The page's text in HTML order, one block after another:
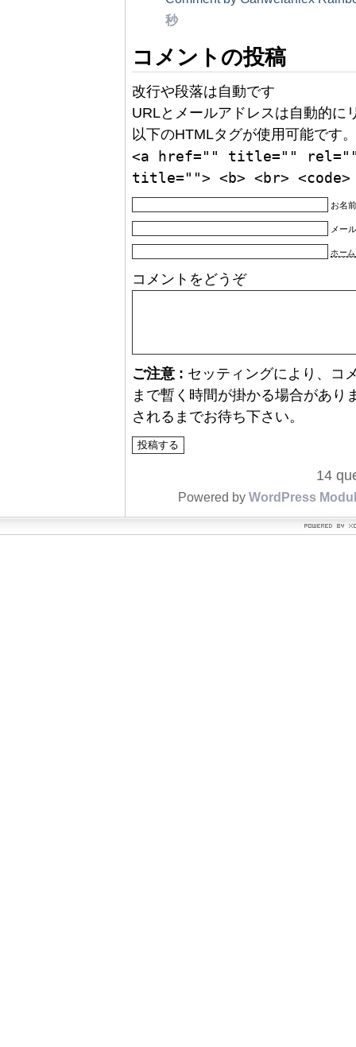
秒
コメントの投稿
改行や段落は自動です
URLとメールアドレスは自動的に
以下のHTMLタグが使用可能です。
<a href="" title=""
title=""> <b> <br>
お名
メー
ホー
コメントをどうぞ
ご注意 : セッティングにより、コ
まで暫く時間が掛かる場合があ
されるまでお待ち下さい。
14
Powered by WordPress